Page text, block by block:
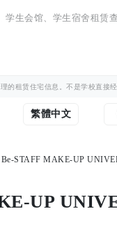
学生会馆、学生宿舍租赁
的租赁住宅信息。不是学校直接
繁體中文
Be-STAFF MAKE-UP
UP